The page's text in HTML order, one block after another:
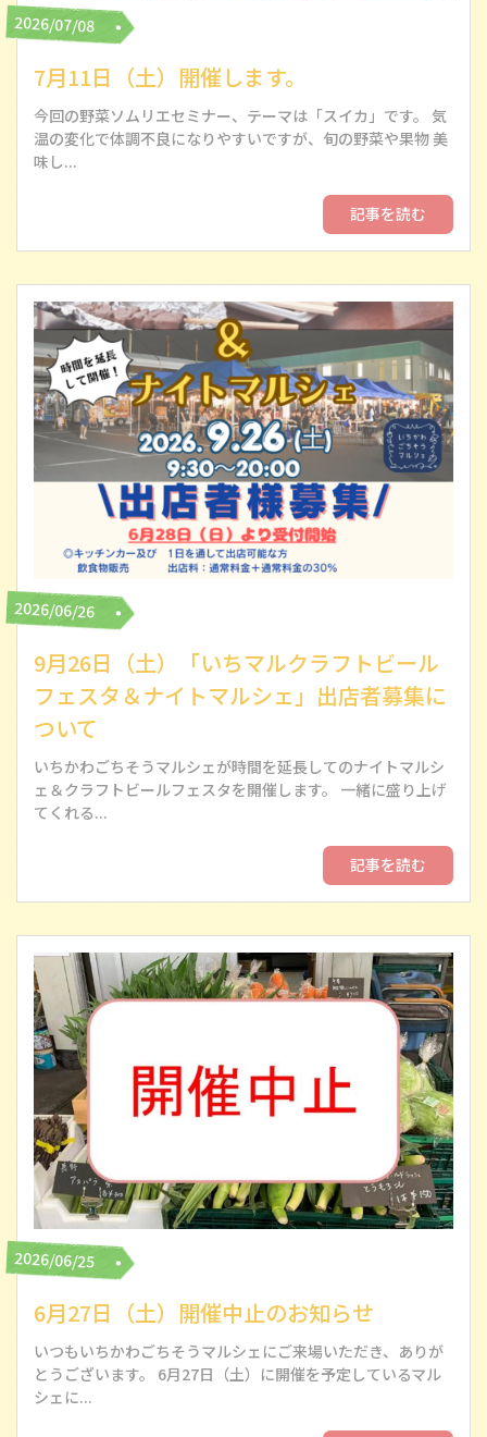
2026/07/08
7月11日（土）開催します。
今回の野菜ソムリエセミナー、テーマは「スイカ」です。 気
温の変化で体調不良になりやすいですが、旬の野菜や果物 美
味し...
記事を読む
2026/06/26
9月26日（土）「いちマルクラフトビール
フェスタ＆ナイトマルシェ」出店者募集に
ついて
いちかわごちそうマルシェが時間を延長してのナイトマルシ
ェ＆クラフトビールフェスタを開催します。 一緒に盛り上げ
てくれる...
記事を読む
2026/06/25
6月27日（土）開催中止のお知らせ
いつもいちかわごちそうマルシェにご来場いただき、ありが
とうございます。 6月27日（土）に開催を予定しているマル
シェに...